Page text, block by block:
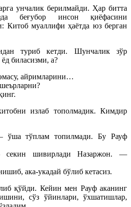
унчалик берилмайди. Ҳар битта
беғубор инсон қиёфасини
Китоб муаллифи ҳаётда юз берган
туриб кетди. Шунчалик зўр
биласизми, а?
айримларини…
излаб тополмадик. Кимдир
тўплам топилмади. Бу Рауф
шивирлади Назаржон. —
ака-укадай бўлиб кетасиз.
қўйди. Кейин мен Рауф аканинг
сўз ўйинлари, ўхшатишлар,